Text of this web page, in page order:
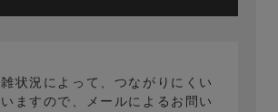
状況によって、つながりにくい
ますので、メールによるお問い